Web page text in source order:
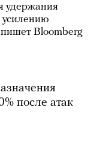
удержания
усилению
Bloomberg
после атак